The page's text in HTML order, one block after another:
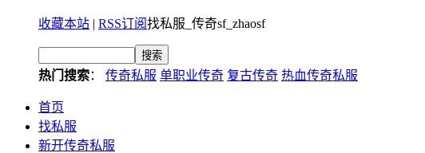
收藏本站 | RSS订阅找私服_传奇sf_zhaosf
热门搜索： 传奇私服 单职业传奇 复古传奇 热血传奇私服
首页
找私服
新开传奇私服